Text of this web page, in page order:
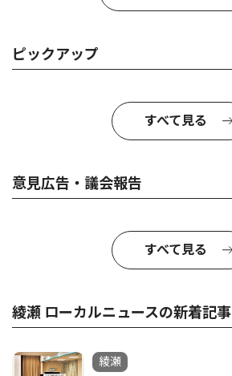
ピックアップ
すべて見る
意見広告・議会報告
すべて見る
綾瀬 ローカルニュースの新着記事
綾瀬